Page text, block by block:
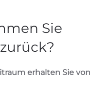
Sie
erhalten Sie von